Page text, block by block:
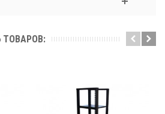
ТОВАРОВ: